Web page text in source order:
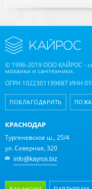
© 1996-2019 ООО КАЙРОС -
мозаики и сантехники.
ОГРН 1022301199887 ИНН
ПОБЛАГОДАРИТЬ
КРАСНОДАР
Тургеневское ш., 25/4
ул. Северная, 320
info@kayros.biz